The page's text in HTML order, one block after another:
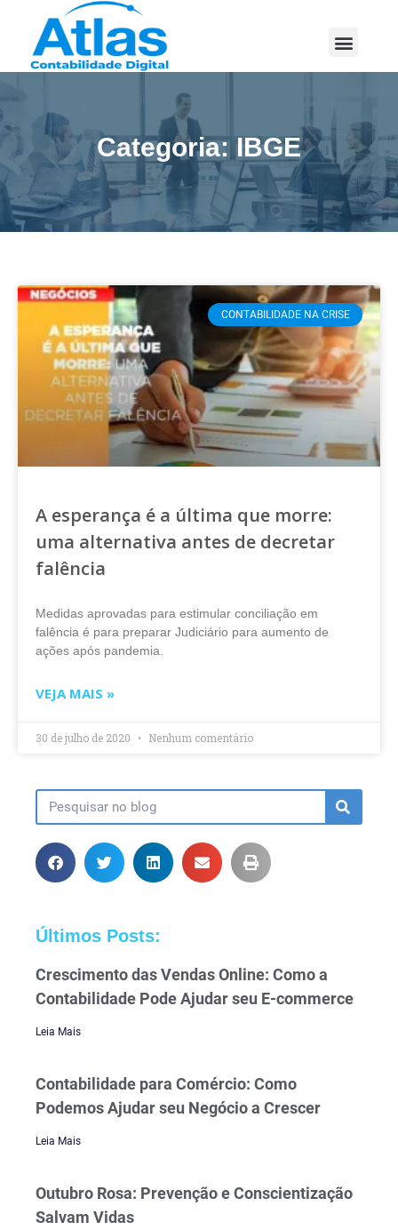
Categoria: IBGE
CONTABILIDADE NA CRISE
A esperança é a última que morre:
uma alternativa antes de decretar
falência
Medidas aprovadas para estimular conciliação em
falência é para preparar Judiciário para aumento de
ações após pandemia.
VEJA MAIS »
30 de julho de 2020 Nenhum comentário
Últimos Posts:
Crescimento das Vendas Online: Como a
Contabilidade Pode Ajudar seu E-commerce
Leia Mais
Contabilidade para Comércio: Como
Podemos Ajudar seu Negócio a Crescer
Leia Mais
Outubro Rosa: Prevenção e Conscientização
Salvam Vidas